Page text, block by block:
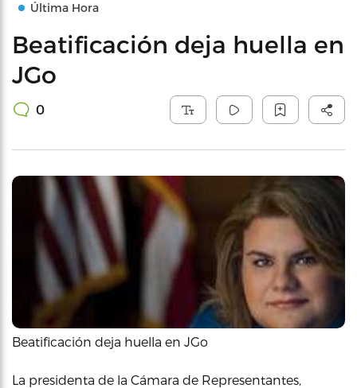
Última Hora
Beatificación deja huella en
JGo
0
Beatificación deja huella en JGo
La presidenta de la Cámara de Representantes,